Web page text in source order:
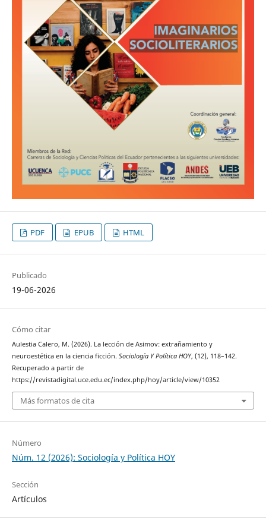
PDF EPUB HTML
Publicado
19-06-2026
Cómo citar
Aulestia Calero, M. (2026). La lección de Asimov: extrañamiento y
neuroestética en la ciencia ficción. Sociología Y Política HOY, (12), 118–142.
Recuperado a partir de
https://revistadigital.uce.edu.ec/index.php/hoy/article/view/10352
Más formatos de cita
Número
Núm. 12 (2026): Sociología y Política HOY
Sección
Artículos